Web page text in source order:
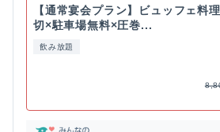
【通常宴会プラン】ビュッフェ料
切×駐車場無料×圧巻...
飲み放題